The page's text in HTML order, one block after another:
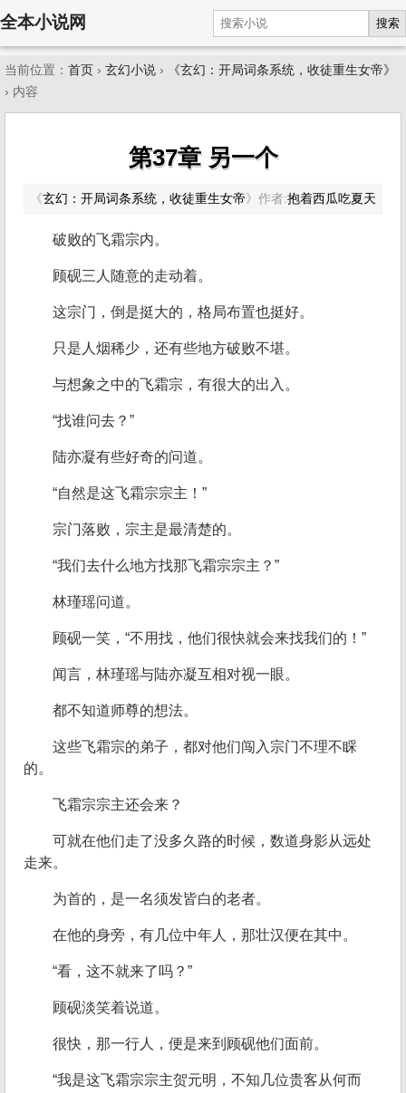
全本小说网 搜索
当前位置： 首页 › 玄幻小说 ›
《玄幻：开局词条系统，收徒重生女帝》
› 内容
第37章 另一个
《玄幻：开局词条系统，收徒重生女帝》 作者:抱着西瓜吃夏天
破败的飞霜宗内。
顾砚三人随意的走动着。
这宗门，倒是挺大的，格局布置也挺好。
只是人烟稀少，还有些地方破败不堪。
与想象之中的飞霜宗，有很大的出入。
“找谁问去？”
陆亦凝有些好奇的问道。
“自然是这飞霜宗宗主！”
宗门落败，宗主是最清楚的。
“我们去什么地方找那飞霜宗宗主？”
林瑾瑶问道。
顾砚一笑，“不用找，他们很快就会来找我们的！”
闻言，林瑾瑶与陆亦凝互相对视一眼。
都不知道师尊的想法。
这些飞霜宗的弟子，都对他们闯入宗门不理不睬
的。
飞霜宗宗主还会来？
可就在他们走了没多久路的时候，数道身影从远处
走来。
为首的，是一名须发皆白的老者。
在他的身旁，有几位中年人，那壮汉便在其中。
“看，这不就来了吗？”
顾砚淡笑着说道。
很快，那一行人，便是来到顾砚他们面前。
“我是这飞霜宗宗主贺元明，不知几位贵客从何而